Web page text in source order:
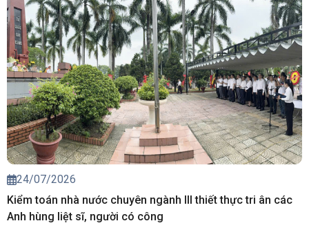
24/07/2026
Kiểm toán nhà nước chuyên ngành III thiết thực tri ân các
Anh hùng liệt sĩ, người có công